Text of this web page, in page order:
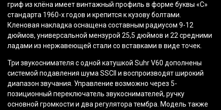
гриф из клёна имеет винтажный профиль в форме буквы «C»
стандарта 1960-х годов и крепится к кузову болтами.
Кленовая накладка оснащена составным радиусом 9-12
дюймов, универсальной мензурой 25,5 дюймов и 22 средними
ладами из нержавеющей стали со вставками в виде точек.
Три звукоснимателя с одной катушкой Suhr V60 дополнены
системой подавления шума SSCII и воспроизводят широкий
диапазон звучания. Управление возможно через 5-
позиционный переключатель звукоснимателей, ручку
основной громкости и два регулятора тембра. Модель также